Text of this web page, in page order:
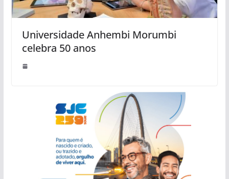
Universidade Anhembi Morumbi
celebra 50 anos